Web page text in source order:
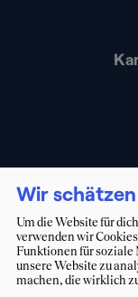
Wir
Um die Website für
verwenden wir
Funktionen für soziale
unsere Website zu
machen, die wirklich